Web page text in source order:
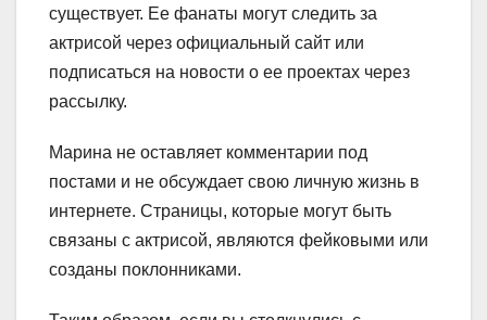
существует. Ее фанаты могут следить за
актрисой через официальный сайт или
подписаться на новости о ее проектах через
рассылку.
Марина не оставляет комментарии под
постами и не обсуждает свою личную жизнь в
интернете. Страницы, которые могут быть
связаны с актрисой, являются фейковыми или
созданы поклонниками.